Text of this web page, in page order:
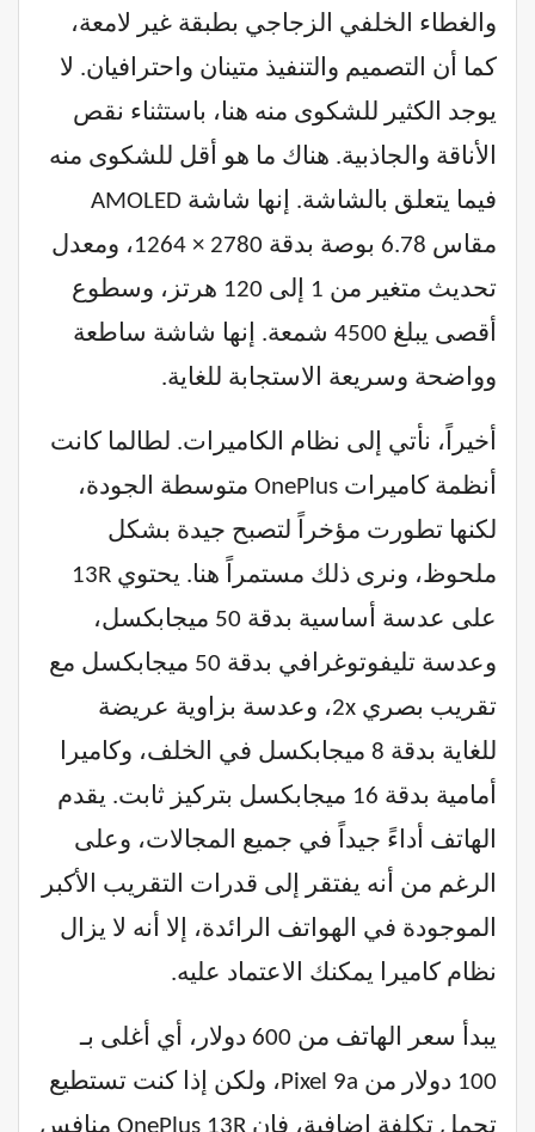
والغطاء الخلفي الزجاجي بطبقة غير لامعة،
كما أن التصميم والتنفيذ متينان واحترافيان. لا
يوجد الكثير للشكوى منه هنا، باستثناء نقص
الأناقة والجاذبية. هناك ما هو أقل للشكوى منه
فيما يتعلق بالشاشة. إنها شاشة AMOLED
مقاس 6.78 بوصة بدقة 2780 × 1264، ومعدل
تحديث متغير من 1 إلى 120 هرتز، وسطوع
أقصى يبلغ 4500 شمعة. إنها شاشة ساطعة
وواضحة وسريعة الاستجابة للغاية.
أخيراً، نأتي إلى نظام الكاميرات. لطالما كانت
أنظمة كاميرات OnePlus متوسطة الجودة،
لكنها تطورت مؤخراً لتصبح جيدة بشكل
ملحوظ، ونرى ذلك مستمراً هنا. يحتوي 13R
على عدسة أساسية بدقة 50 ميجابكسل،
وعدسة تليفوتوغرافي بدقة 50 ميجابكسل مع
تقريب بصري 2x، وعدسة بزاوية عريضة
للغاية بدقة 8 ميجابكسل في الخلف، وكاميرا
أمامية بدقة 16 ميجابكسل بتركيز ثابت. يقدم
الهاتف أداءً جيداً في جميع المجالات، وعلى
الرغم من أنه يفتقر إلى قدرات التقريب الأكبر
الموجودة في الهواتف الرائدة، إلا أنه لا يزال
نظام كاميرا يمكنك الاعتماد عليه.
يبدأ سعر الهاتف من 600 دولار، أي أغلى بـ
100 دولار من Pixel 9a، ولكن إذا كنت تستطيع
تحمل تكلفة إضافية، فإن OnePlus 13R منافس